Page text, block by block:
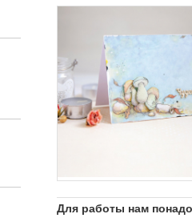
Для работы нам